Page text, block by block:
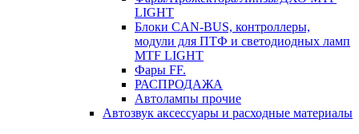
LIGHT
Блоки CAN-BUS, контроллеры,
модули для ПТФ и светодиодных ламп
MTF LIGHT
Фары FF.
РАСПРОДАЖА
Автолампы прочие
Автозвук аксессуары и расходные материалы